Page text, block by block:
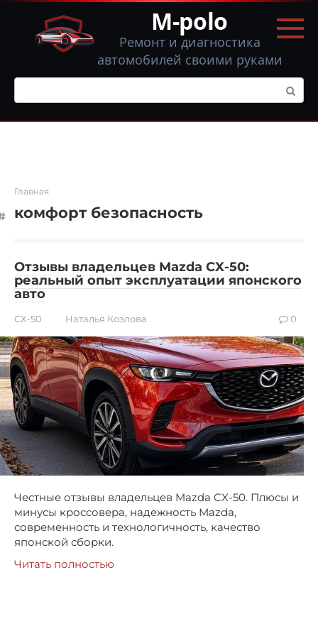
Перейти
контенту
M-polo
Ремонт и диагностика
автомобилей своими руками
Поиск:
Главная
комфорт безопасность
Отзывы владельцев Mazda CX-50:
реальный опыт эксплуатации японского
авто
CX-50 Наталья Козлова 0
Честные отзывы владельцев Mazda CX-50. Плюсы и
минусы кроссовера, надежность Mazda,
современность и технологичность, качество
японской сборки.
Читать полностью